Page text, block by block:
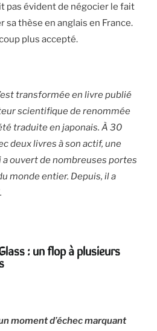
pas évident de négocier le fait
sa thèse en anglais en France.
plus accepté.
transformée en livre publié
scientifique de renommée
traduite en japonais. À 30
deux livres à son actif, une
ouvert de nombreuses portes
monde entier. Depuis, il a
: un flop à plusieurs
moment d’échec marquant